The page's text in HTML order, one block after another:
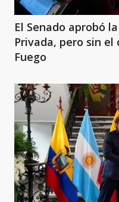
El Senado aprobó
Privada, pero sin
Fuego